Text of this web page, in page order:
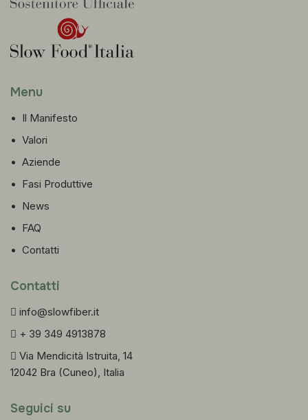
Menu
• Il Manifesto
• Valori
• Aziende
• Fasi Produttive
• News
• FAQ
• Contatti
Seguici su
Contatti
info@slowfiber.it
+ 39 349 4913878
Via Mendicità Istruita, 14
12042 Bra (Cuneo), Italia